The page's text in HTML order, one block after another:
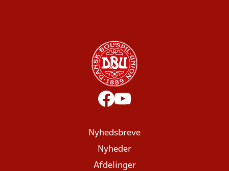
Nyhedsbreve
Nyheder
Afdelinger